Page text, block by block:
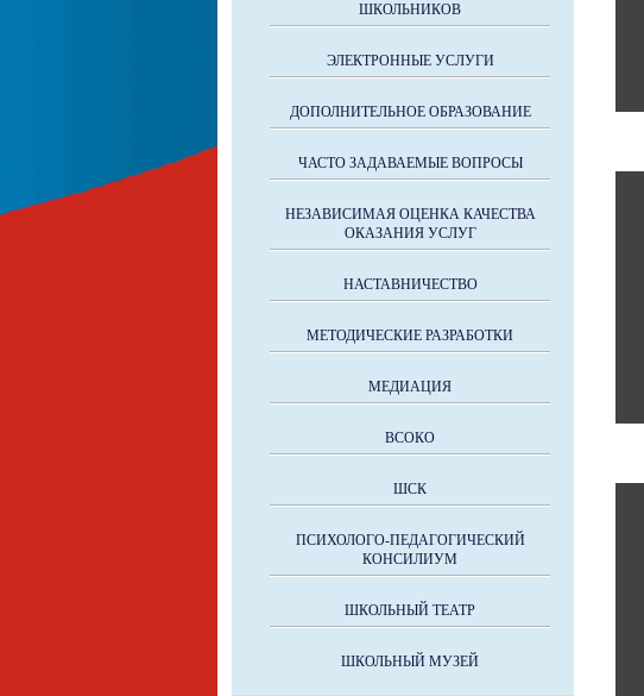
ШКОЛЬНИКОВ
ЭЛЕКТРОННЫЕ УСЛУГИ
ДОПОЛНИТЕЛЬНОЕ ОБРАЗОВАНИЕ
ЧАСТО ЗАДАВАЕМЫЕ ВОПРОСЫ
НЕЗАВИСИМАЯ ОЦЕНКА КАЧЕСТВА
ОКАЗАНИЯ УСЛУГ
НАСТАВНИЧЕСТВО
МЕТОДИЧЕСКИЕ РАЗРАБОТКИ
МЕДИАЦИЯ
ВСОКО
ШСК
ПСИХОЛОГО-ПЕДАГОГИЧЕСКИЙ
КОНСИЛИУМ
ШКОЛЬНЫЙ ТЕАТР
ШКОЛЬНЫЙ МУЗЕЙ